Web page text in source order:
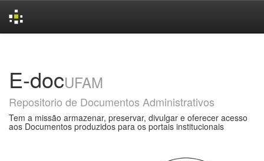
E-docUFAM
Repositorio de Documentos Administrativos
Tem a missão armazenar, preservar, divulgar e oferecer acesso
aos Documentos produzidos para os portais institucionais